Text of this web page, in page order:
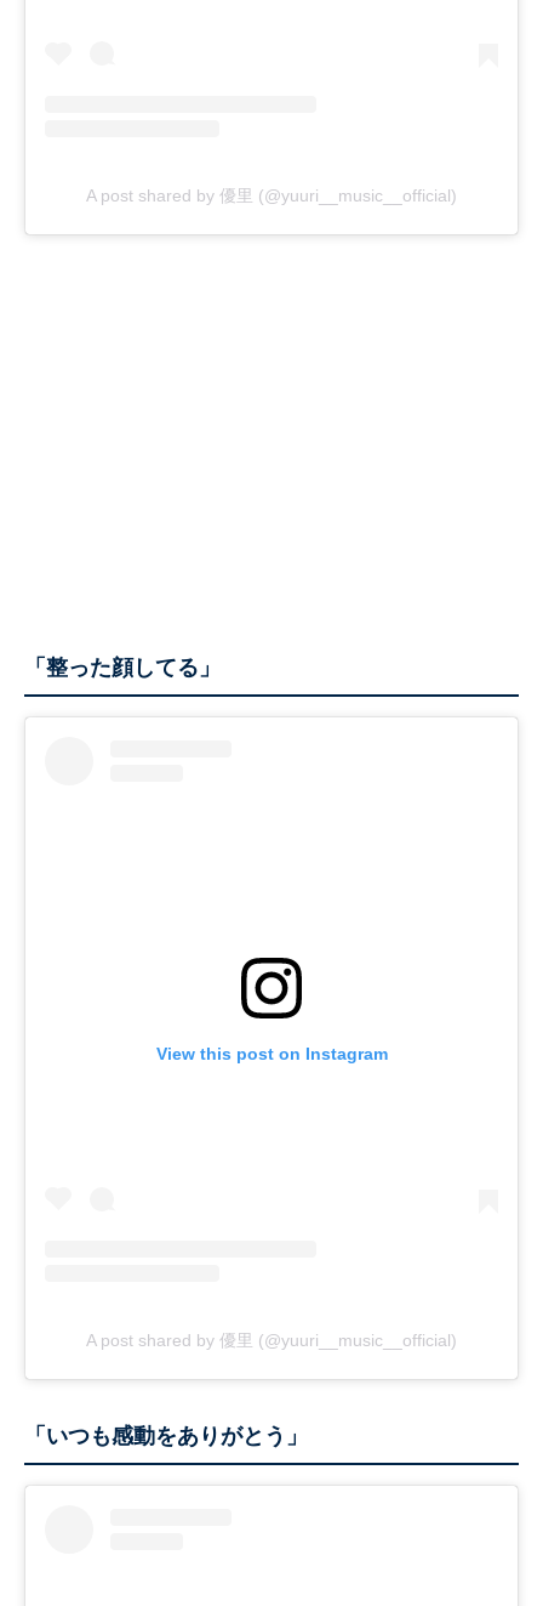
A post shared by 優里 (@yuuri__music__official)
「整った顔してる」
View this post on Instagram
A post shared by 優里 (@yuuri__music__official)
「いつも感動をありがとう」